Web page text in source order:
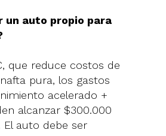
un auto propio para
que reduce costos de
pura, los gastos
acelerado +
alcanzar $300.000
El auto debe ser